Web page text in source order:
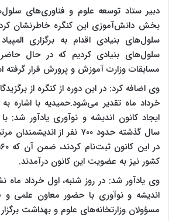
دبیر ستاد توسعه علوم و فناوری‌های
بخش دانش‌آموزی این کنگره خاطرنشان
سلول‌های بنیادی اقدام به برگزاری
سلول‌های بنیادی کردیم که در حال
مسابقات وزارت آموزش و پرورش قرار
وی اضافه کرد: در این دوره از کنگره از
خرداد ماه تقدیر می‌شود.حمیدیه با اشاره
ایجاد کانون اندیشه و نوآوری یادآور شد: با
سال گذشته حدود ۷۰۰ نفر از
کشور نیز به عضویت این کانون درآمدند.
وی یادآور شد: در روز شنبه، اول خرداد
اندیشه و نوآوری با حضور معاون علمی
مسؤولان وزارتخانه‌های علوم و بهداشت